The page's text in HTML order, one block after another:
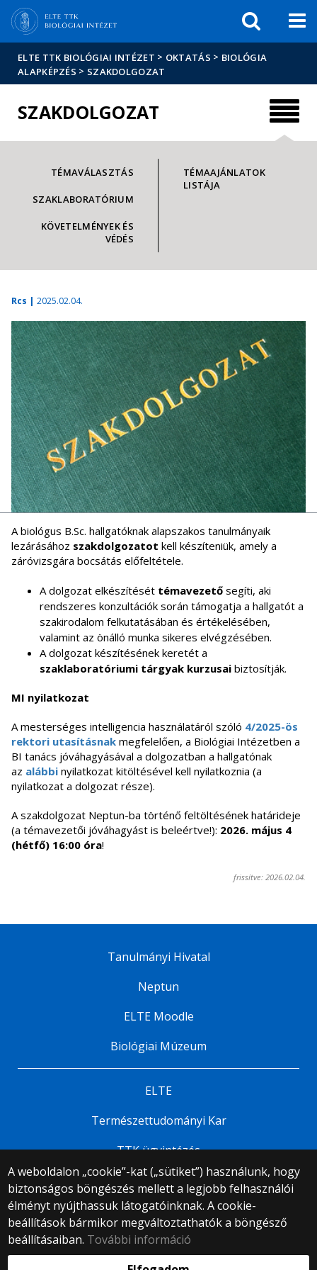
sajtóban
ELTE TTK BIOLÓGIAI INTÉZET > OKTATÁS > BIOLÓGIA
ALAPKÉPZÉS > SZAKDOLGOZAT
SZAKDOLGOZAT
TÉMAVÁLASZTÁS
SZAKLABORATÓRIUM
KÖVETELMÉNYEK ÉS
VÉDÉS
TÉMAAJÁNLATOK
LISTÁJA
Rcs | 2025.02.04.
A biológus B.Sc. hallgatóknak alapszakos tanulmányaik
lezárásához szakdolgozatot kell készíteniük, amely a
záróvizsgára bocsátás előfeltétele.
A dolgozat elkészítését témavezető segíti, aki
rendszeres konzultációk során támogatja a hallgatót a
szakirodalom felkutatásában és értékelésében,
valamint az önálló munka sikeres elvégzésében.
A dolgozat készítésének keretét a
szaklaboratóriumi tárgyak kurzusai biztosítják.
MI nyilatkozat
A mesterséges intelligencia használatáról szóló 4/2025-ös
rektori utasításnak megfelelően, a Biológiai Intézetben a
BI tanács jóváhagyásával a dolgozatban a hallgatónak
az alábbi nyilatkozat kitöltésével kell nyilatkoznia (a
nyilatkozat a dolgozat része).
A szakdolgozat Neptun-ba történő feltöltésének határideje
(a témavezetői jóváhagyást is beleértve!): 2026. május 4
(hétfő) 16:00 óra!
frissítve: 2026.02.04.
A weboldalon „cookie”-kat („sütiket”) használunk, hogy
biztonságos böngészés mellett a legjobb felhasználói
élményt nyújthassuk látogatóinknak. A cookie-
beállítások bármikor megváltoztathatók a böngésző
beállításaiban. További információ
Tanulmányi Hivatal
Neptun
ELTE Moodle
Biológiai Múzeum
ELTE
Természettudományi Kar
TTK ügyintézés
© 2025 Eötvös Loránd Tudományegyetem
Minden jog fenntartva.
1053 Budapest, Egyetem tér 1–3.
Központi telefonszám: +36 1 411 6500
Webfejlesztés: